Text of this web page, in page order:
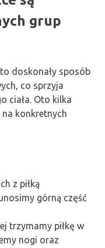
grup
doskonały sposób
co sprzyja
ciała. Oto kilka
konkretnych
z piłką
górną część
trzymamy piłkę w
nogi oraz